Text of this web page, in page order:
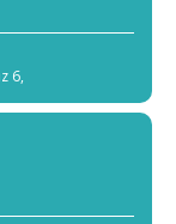
6,